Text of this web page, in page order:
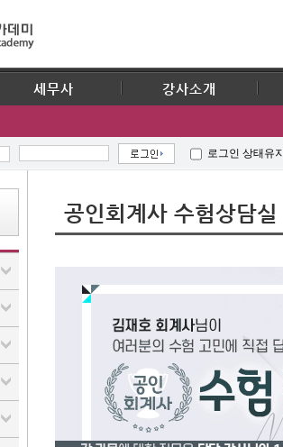
세무사 강사소개
로그인 상태유지
공인회계사 수험상담실